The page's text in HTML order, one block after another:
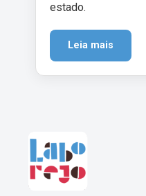
estado.
Leia mais